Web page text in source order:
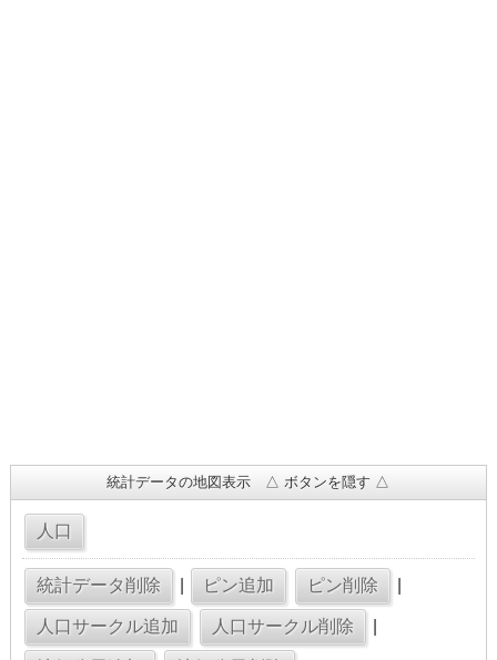
統計データの地図表示 △ ボタンを隠す △